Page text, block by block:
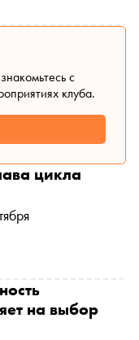
с
клуба.
цикла
на выбор